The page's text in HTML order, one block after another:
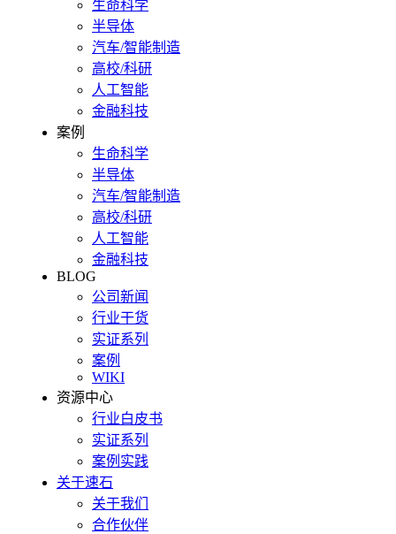
生命科学
半导体
汽车/智能制造
高校/科研
人工智能
金融科技
案例
生命科学
半导体
汽车/智能制造
高校/科研
人工智能
金融科技
BLOG
公司新闻
行业干货
实证系列
案例
WIKI
资源中心
行业白皮书
实证系列
案例实践
关于速石
关于我们
合作伙伴